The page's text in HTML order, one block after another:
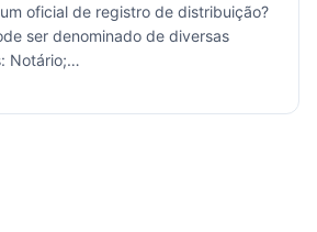
oficial de registro de distribuição?
ser denominado de diversas
Notário;…